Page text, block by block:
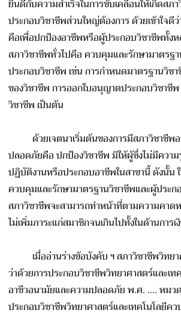
ยินดีกับความสำเร็จในการขับเคลื่อนให้เกิดสภ
ประกอบวิชาชีพส่วนใหญ่ต้องการ ด้วยเข้าใจดี
คือเพื่อปกป้องอาชีพหรือผู้ประกอบวิชาชีพทั้ง
สภาวิชาชีพทั่วไปคือ ควบคุมและรักษามาตรฐ
ประกอบวิชาชีพ เช่น การกำหนดมาตรฐานวิช
ของวิชาชีพ การออกใบอนุญาตประกอบวิชาชี
วิชาชีพ เป็นต้น
ด้วยเจตนาเริ่มต้นของการมีสภาวิชาชีพอ
ปลอดภัยคือ ปกป้องวิชาชีพ มิให้ผู้ซึ่งไม่มีความ
ปฏิบัติงานหรือประกอบอาชีพในสาขานี้ ดังนั้น
ควบคุมและรักษามาตรฐานวิชาชีพและผู้ประ
สภาวิชาชีพจะสามารถทำหน้าที่ตามความคาด
ไม่เพิ่มภาระแก่สมาชิกจนเกินไปทั้งในด้านการเ
เมื่ออ่านร่างข้อบังคับ ฯ สภาวิชาชีพวิทยา
ว่าด้วยการประกอบวิชาชีพวิทยาศาสตร์และเ
อาชีวอนามัยและความปลอดภัย พ.ศ. .... หมว
ประกอบวิชาชีพวิทยาศาสตร์และเทคโนโลยีค